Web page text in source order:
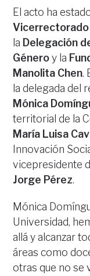
El acto ha
Vicerrectorado
la Delegación
Géneroy la
Manolita Chen.
la delegada del
Mónica
territorial de la
María Luisa
Innovación
vicepresidente
Jorge Pérez.
Mónica
Universidad,
allá y alcanzar
áreas como
otras que no se